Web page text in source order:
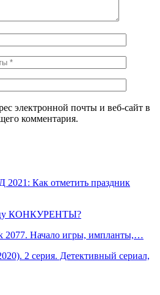
электронной почты и веб-сайт в
комментария.
Как отметить праздник
КОНКУРЕНТЫ?
2077. Начало игры, импланты,…
2 серия. Детективный сериал,